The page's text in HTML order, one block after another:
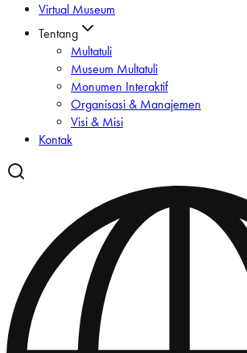
Virtual Museum
Tentang
Multatuli
Museum Multatuli
Monumen Interaktif
Organisasi & Manajemen
Visi & Misi
Kontak